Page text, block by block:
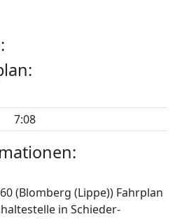
7:08
(Blomberg (Lippe)) Fahrplan
in Schieder-